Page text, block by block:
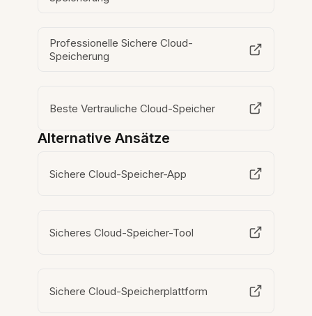
Professionelle Sichere Cloud-
Speicherung
Beste Vertrauliche Cloud-Speicher
Alternative Ansätze
Sichere Cloud-Speicher-App
Sicheres Cloud-Speicher-Tool
Sichere Cloud-Speicherplattform